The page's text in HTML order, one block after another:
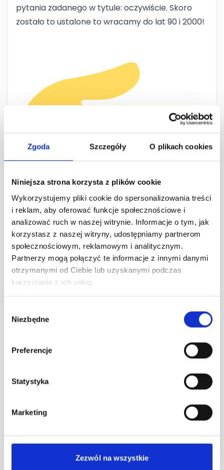
Zgoda Szczegóły O plikach cookies
Niniejsza strona korzysta z plików cookie
Wykorzystujemy pliki cookie do spersonalizowania treści
i reklam, aby oferować funkcje społecznościowe i
analizować ruch w naszej witrynie. Informacje o tym, jak
korzystasz z naszej witryny, udostępniamy partnerom
społecznościowym, reklamowym i analitycznym.
Partnerzy mogą połączyć te informacje z innymi danymi
otrzymanymi od Ciebie lub uzyskanymi podczas
korzystania z ich usług.
zgody
Niezbędne
Preferencje
Statystyka
Marketing
Zezwól na wszystkie
pytania zadanego w tytule: oczywiście. Skoro
zostało to ustalone to wracamy do lat 90 i 2000!
50% generacji 2000
Krzysztof Krawczyk, Beyoncé, Pharrell, Rihanna,
Brodka, Sidney Polak, Daft Punk, Chris Brown,
Blue Cafe, Justice, OutKast, Ich Troje, Usher,
Andrzejewicz, Black Eyed Peas, Eminem, Justin
West, Maroon 5, Jay-Z, Reni Jusis, Lil Wayne,